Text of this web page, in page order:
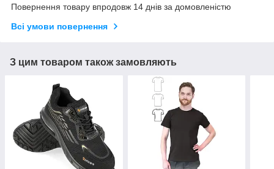
Повернення товару впродовж 14 днів за домовленістю
Всі умови повернення
З цим товаром також замовляють